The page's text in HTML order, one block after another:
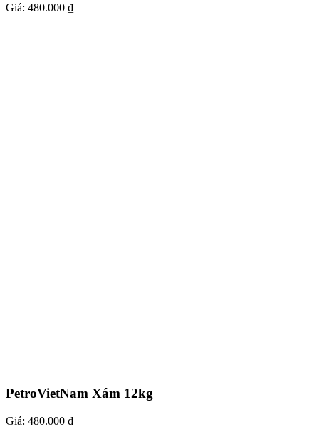
Giá: 480.000 ₫
PetroVietNam Xám 12kg
Giá: 480.000 ₫